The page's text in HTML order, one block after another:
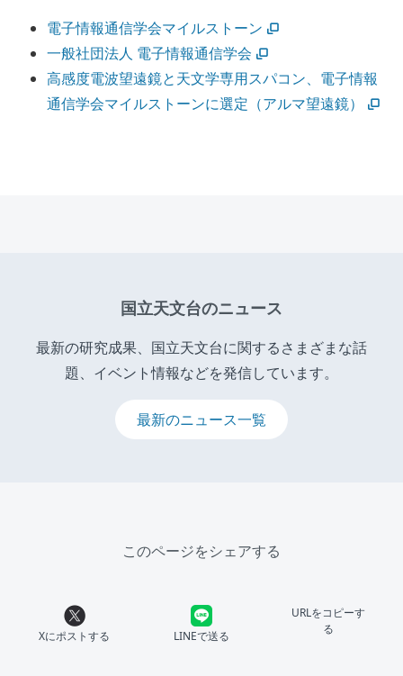
電子情報通信学会マイルストーン
一般社団法人 電子情報通信学会
高感度電波望遠鏡と天文学専用スパコン、電子情報
通信学会マイルストーンに選定（アルマ望遠鏡）
国立天文台のニュース
最新の研究成果、国立天文台に関するさまざまな話
題、イベント情報などを発信しています。
最新のニュース一覧
このページをシェアする
Xにポストする LINEで送る
URLをコピーす
る